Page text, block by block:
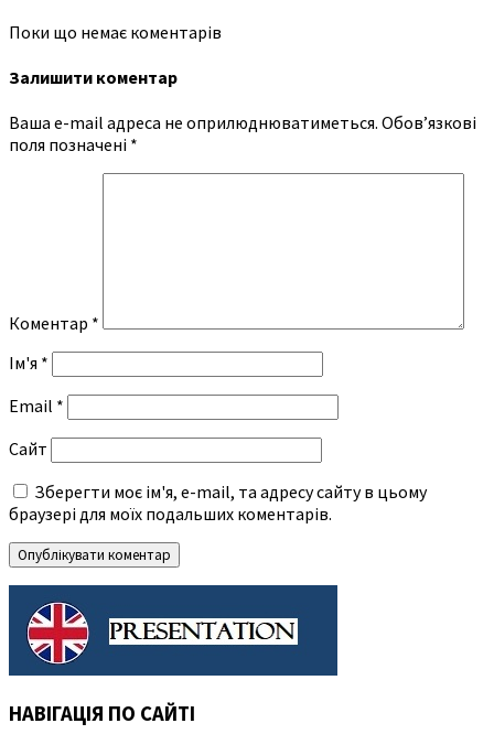
Поки що немає коментарів
Залишити коментар
Ваша e-mail адреса не оприлюднюватиметься. Обов’язкові
поля позначені *
Коментар *
Ім'я *
Email *
Сайт
Зберегти моє ім'я, e-mail, та адресу сайту в цьому
браузері для моїх подальших коментарів.
НАВІГАЦІЯ ПО САЙТІ